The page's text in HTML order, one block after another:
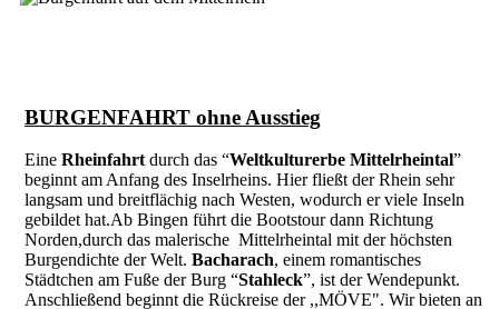
BURGENFAHRT ohne Ausstieg
Eine Rheinfahrt durch das “Weltkulturerbe Mittelrheintal”
beginnt am Anfang des Inselrheins. Hier fließt der Rhein sehr
langsam und breitflächig nach Westen, wodurch er viele Inseln
gebildet hat.Ab Bingen führt die Bootstour dann Richtung
Norden,durch das malerische Mittelrheintal mit der höchsten
Burgendichte der Welt. Bacharach, einem romantisches
Städtchen am Fuße der Burg “Stahleck”, ist der Wendepunkt.
Anschließend beginnt die Rückreise der ,,MÖVE". Wir bieten an